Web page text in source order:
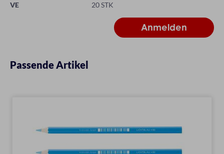
VE
20 STK
Passende Artikel